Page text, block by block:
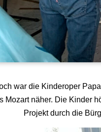
war die Kinderoper
Mozart näher. Die Kinder
Projekt durch die